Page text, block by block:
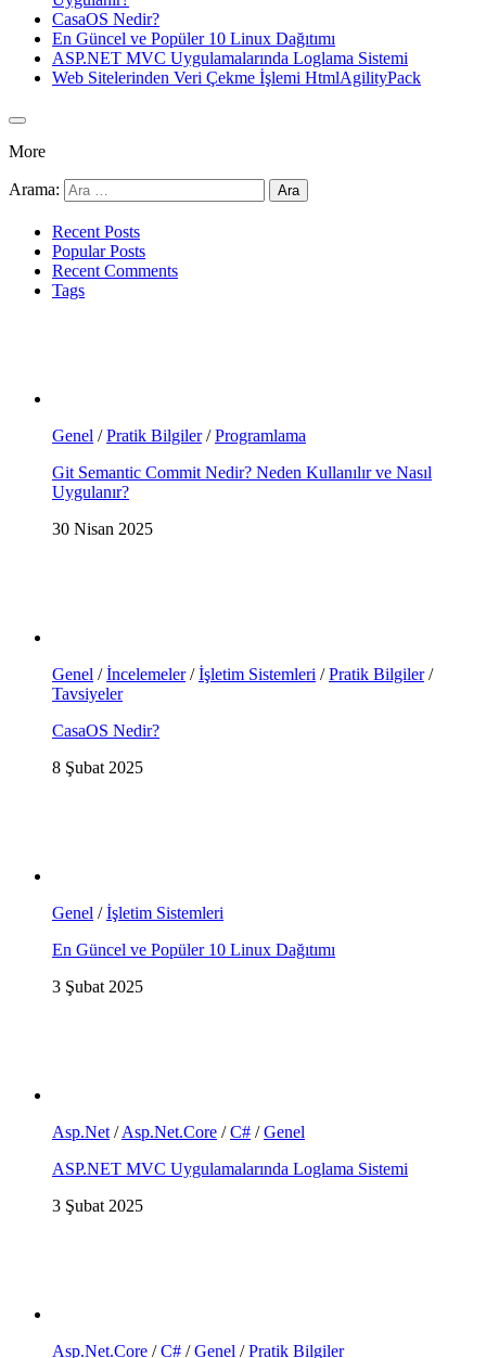
CasaOS Nedir?
En Güncel ve Popüler 10 Linux Dağıtımı
ASP.NET MVC Uygulamalarında Loglama Sistemi
Web Sitelerinden Veri Çekme İşlemi HtmlAgilityPack
More
Arama:
Recent Posts
Popular Posts
Recent Comments
Tags
Genel /Pratik Bilgiler/Programlama
Git Semantic Commit Nedir? Neden Kullanılır ve Nasıl
Uygulanır?
30 Nisan 2025
Genel /İncelemeler/İşletim Sistemleri /Pratik Bilgiler/
Tavsiyeler
CasaOS Nedir?
8 Şubat 2025
Genel /İşletim Sistemleri
En Güncel ve Popüler 10 Linux Dağıtımı
3 Şubat 2025
Asp.Net /Asp.Net.Core /C# /Genel
ASP.NET MVC Uygulamalarında Loglama Sistemi
3 Şubat 2025
Asp.Net.Core /C# /Genel /Pratik Bilgiler